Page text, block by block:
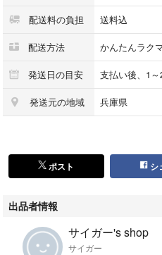
SD17男の子ボディ ピュアスキン フ
SD17B-H-01
セット内容
ドール本体、ウィッグ、眼鏡、ベレ
ラーベスト、スカーフ、ブラウス、
#ボークス #volks #スーパードルフ
配送料の負担 送料込
配送方法 かんたんラク
発送日の目安 支払い後、1
発送元の地域 兵庫県
ポスト シ
出品者情報
サイガー's shop
サイガー